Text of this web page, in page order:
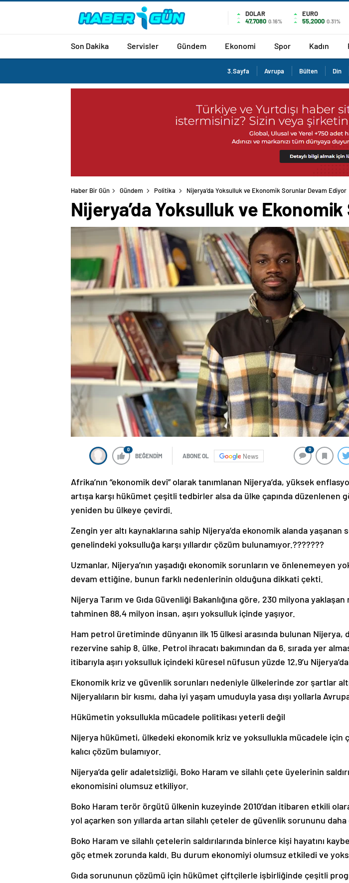
DOLAR
47,7080 0.16%
EURO
55,2000 0.31%
Son Dakika Servisler Gündem Ekonomi Spor Kadın
3.Sayfa Avrupa Bülten Din
Haber Bir Gün Gündem Politika Nijerya’da Yoksulluk ve Ekonomik Sorunlar Devam Ediyor
Nijerya’da Yoksulluk ve
0
BEĞENDİM ABONE OL News
0
Afrika’nın “ekonomik devi” olarak tanımlanan Nijerya’da, yüksek
artışa karşı hükümet çeşitli tedbirler alsa da ülke çapında düzenlenen
yeniden bu ülkeye çevirdi.
Zengin yer altı kaynaklarına sahip Nijerya’da ekonomik alanda
genelindeki yoksulluğa karşı yıllardır çözüm bulunamıyor.???????
Uzmanlar, Nijerya’nın yaşadığı ekonomik sorunların ve önlenemeyen
devam ettiğine, bunun farklı nedenlerinin olduğuna dikkati çekti.
Nijerya Tarım ve Gıda Güvenliği Bakanlığına göre, 230 milyona
tahminen 88,4 milyon insan, aşırı yoksulluk içinde yaşıyor.
Ham petrol üretiminde dünyanın ilk 15 ülkesi arasında bulunan Nijerya,
rezervine sahip 8. ülke. Petrol ihracatı bakımından da 6. sırada yer
itibarıyla aşırı yoksulluk içindeki küresel nüfusun yüzde 12,9’u
Ekonomik kriz ve güvenlik sorunları nedeniyle ülkelerinde zor şartlar
Nijeryalıların bir kısmı, daha iyi yaşam umuduyla yasa dışı yollarla
Hükümetin yoksullukla mücadele politikası yeterli değil
Nijerya hükümeti, ülkedeki ekonomik kriz ve yoksullukla mücadele için
kalıcı çözüm bulamıyor.
Nijerya’da gelir adaletsizliği, Boko Haram ve silahlı çete üyelerinin
ekonomisini olumsuz etkiliyor.
Boko Haram terör örgütü ülkenin kuzeyinde 2010’dan itibaren etkili
yol açarken son yıllarda artan silahlı çeteler de güvenlik sorununu
Boko Haram ve silahlı çetelerin saldırılarında binlerce kişi hayatını
göç etmek zorunda kaldı. Bu durum ekonomiyi olumsuz etkiledi ve
Gıda sorununun çözümü için hükümet çiftçilerle işbirliğinde çeşitli